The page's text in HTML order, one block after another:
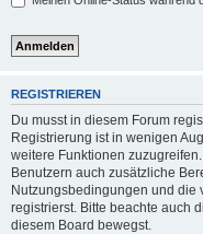
REGISTRIEREN
Du musst in diesem Forum
Registrierung ist in wenigen
weitere Funktionen
Benutzern auch zusätzliche
Nutzungsbedingungen und die
registrierst. Bitte beachte auch
diesem Board bewegst.